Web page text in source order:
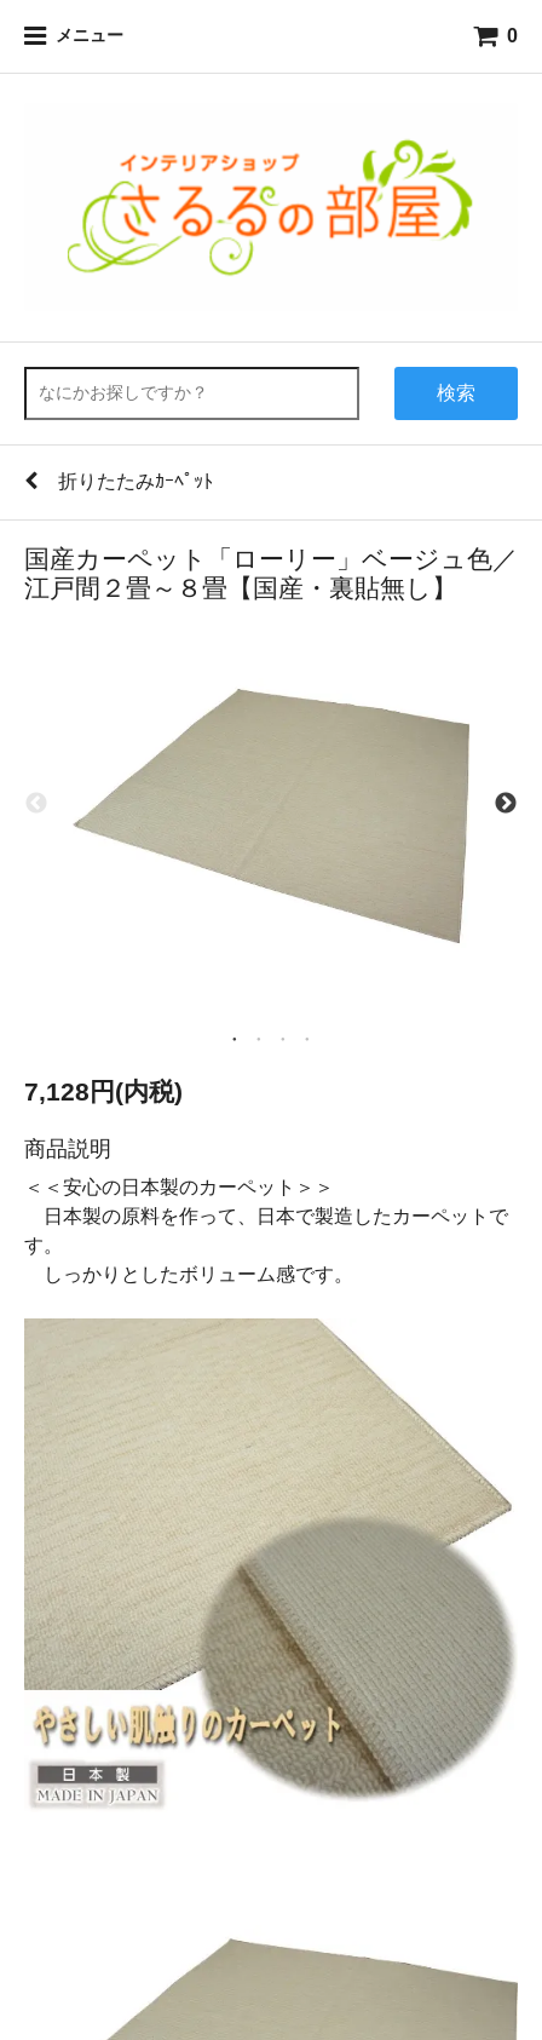
メニュー 0
検索
折りたたみｶｰﾍﾟｯﾄ
国産カーペット「ローリー」ベージュ色／
江戸間２畳～８畳【国産・裏貼無し】
7,128円(内税)
商品説明
＜＜安心の日本製のカーペット＞＞
日本製の原料を作って、日本で製造したカーペットで
す。
しっかりとしたボリューム感です。